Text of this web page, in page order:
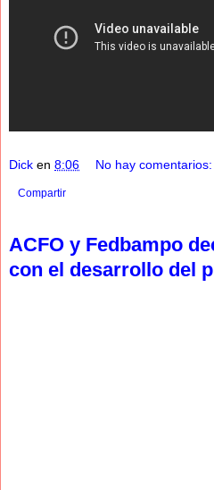
Dick en 8:06 No hay comentarios:
Compartir
ACFO y Fedbampo
con el desarrollo del